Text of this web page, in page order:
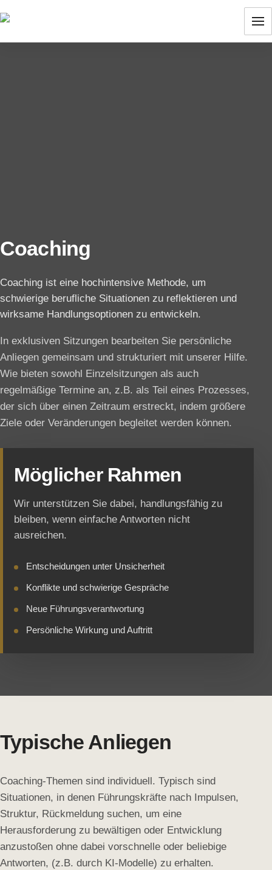
Coaching
Coaching ist eine hochintensive Methode, um
schwierige berufliche Situationen zu reflektieren und
wirksame Handlungsoptionen zu entwickeln.
In exklusiven Sitzungen bearbeiten Sie persönliche
Anliegen gemeinsam und strukturiert mit unserer Hilfe.
Wie bieten sowohl Einzelsitzungen als auch
regelmäßige Termine an, z.B. als Teil eines Prozesses,
der sich über einen Zeitraum erstreckt, indem größere
Ziele oder Veränderungen begleitet werden können.
Möglicher Rahmen
Wir unterstützen Sie dabei, handlungsfähig zu
bleiben, wenn einfache Antworten nicht
ausreichen.
Entscheidungen unter Unsicherheit
Konflikte und schwierige Gespräche
Neue Führungsverantwortung
Persönliche Wirkung und Auftritt
Typische Anliegen
Coaching-Themen sind individuell. Typisch sind
Situationen, in denen Führungskräfte nach Impulsen,
Struktur, Rückmeldung suchen, um eine
Herausforderung zu bewältigen oder Entwicklung
anzustoßen ohne dabei vorschnelle oder beliebige
Antworten, (z.B. durch KI-Modelle) zu erhalten.